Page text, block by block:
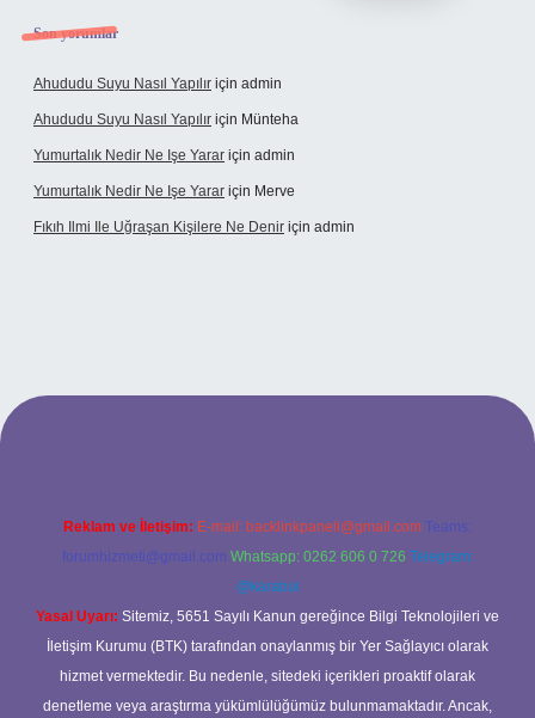
Son yorumlar
Ahududu Suyu Nasıl Yapılır için admin
Ahududu Suyu Nasıl Yapılır için Münteha
Yumurtalık Nedir Ne Işe Yarar için admin
Yumurtalık Nedir Ne Işe Yarar için Merve
Fıkıh Ilmi Ile Uğraşan Kişilere Ne Denir için admin
Reklam ve İletişim: E-mail: backlinkpaneli@gmail.com Teams:
forumhizmeti@gmail.com Whatsapp: 0262 606 0 726 Telegram:
@karabul
Yasal Uyarı: Sitemiz, 5651 Sayılı Kanun gereğince Bilgi Teknolojileri ve
İletişim Kurumu (BTK) tarafından onaylanmış bir Yer Sağlayıcı olarak
hizmet vermektedir. Bu nedenle, sitedeki içerikleri proaktif olarak
denetleme veya araştırma yükümlülüğümüz bulunmamaktadır. Ancak,